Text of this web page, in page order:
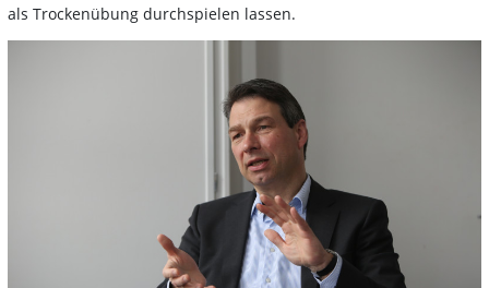
als Trockenübung durchspielen lassen.